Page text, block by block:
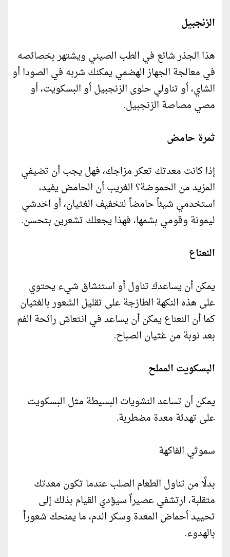
الزنجبيل
هذا الجذر شائع في الطب الصيني ويشتهر بخصائصه
في معالجة الجهاز الهضمي يمكنك شربه في الصودا أو
الشاي، أو تناولي حلوى الزنجبيل أو البسكويت، أو
مصي مصاصة الزنجبيل.
ثمرة حامض
إذا كانت معدتك تعكر مزاجك، فهل يجب أن تضيفي
المزيد من الحموضة؟ الغريب أن الحامض يفيد،
استخدمي شيئاً حامضاً لتخفيف الغثيان، أو اخدشي
ليمونة وقومي بشمها، فهذا يجعلك تشعرين بتحسن.
النعناع
يمكن أن يساعدك تناول أو استنشاق شيء يحتوي
على هذه النكهة الطازجة على تقليل الشعور بالغثيان
كما أن النعناع يمكن أن يساعد في انتعاش رائحة الفم
بعد نوبة من غثيان الصباح.
البسكويت المملح
يمكن أن تساعد النشويات البسيطة مثل البسكويت
على تهدئة معدة مضطربة.
سموثي الفاكهة
بدلًا من تناول الطعام الصلب عندما تكون معدتك
متقلبة، ارتشفي عصيراً سيؤدي القيام بذلك إلى
تحييد أحماض المعدة وسكر الدم، ما يمنحك شعوراً
بالهدوء.